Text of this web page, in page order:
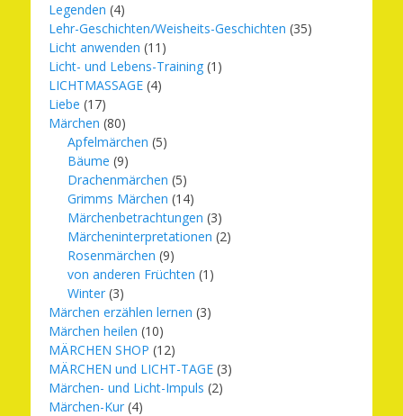
Legenden (4)
Lehr-Geschichten/Weisheits-Geschichten (35)
Licht anwenden (11)
Licht- und Lebens-Training (1)
LICHTMASSAGE (4)
Liebe (17)
Märchen (80)
Apfelmärchen (5)
Bäume (9)
Drachenmärchen (5)
Grimms Märchen (14)
Märchenbetrachtungen (3)
Märcheninterpretationen (2)
Rosenmärchen (9)
von anderen Früchten (1)
Winter (3)
Märchen erzählen lernen (3)
Märchen heilen (10)
MÄRCHEN SHOP (12)
MÄRCHEN und LICHT-TAGE (3)
Märchen- und Licht-Impuls (2)
Märchen-Kur (4)